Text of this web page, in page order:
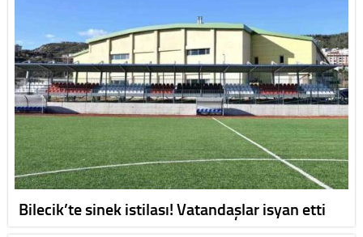
Bilecik’te sinek istilası! Vatandaşlar isyan etti